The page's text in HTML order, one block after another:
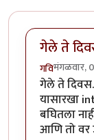
गेले ते
गविमंगळवार,
गेले ते
यासारखा
बघितला
आणि तो वर